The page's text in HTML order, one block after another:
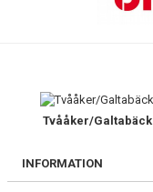
VÅRA SPONSORER
KONTAKT
Tvååker/Galtabäck
INFORMATION